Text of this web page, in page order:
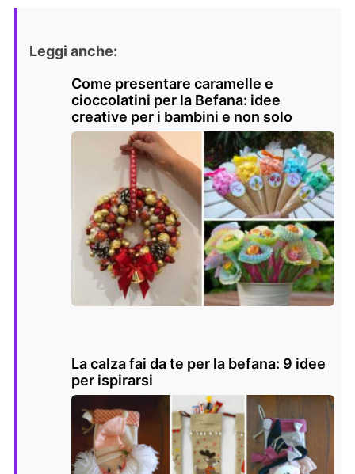
Leggi anche:
Come presentare caramelle e
cioccolatini per la Befana: idee
creative per i bambini e non solo
La calza fai da te per la befana: 9 idee
per ispirarsi